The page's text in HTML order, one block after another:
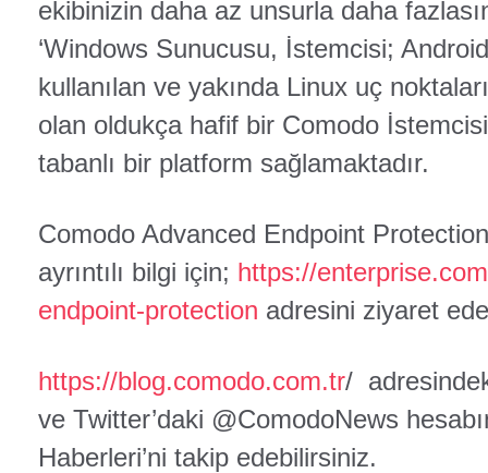
ekibinizin daha az unsurla daha
‘Windows Sunucusu, İstemcisi;
kullanılan ve yakında Linux uç
olan oldukça hafif bir Comodo
tabanlı bir platform sağlamaktadır.
Comodo Advanced Endpoint
ayrıntılı bilgi için; https://
endpoint-protection adresini ziyaret
https://blog.comodo.com.tr/
ve Twitter’daki @ComodoNews
Haberleri’ni takip edebilirsiniz.